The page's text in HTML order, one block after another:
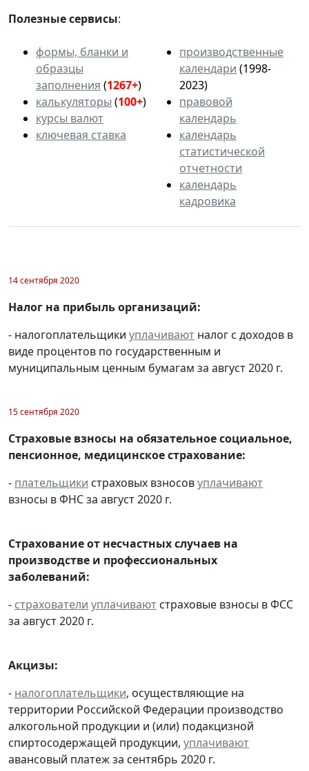
Полезные сервисы:
формы, бланки и
образцы
заполнения (1267+)
калькуляторы (100+)
курсы валют
ключевая ставка
производственные
календари (1998-
2023)
правовой
календарь
календарь
статистической
отчетности
календарь
кадровика
14 сентября 2020
Налог на прибыль организаций:
- налогоплательщики уплачивают налог с доходов в
виде процентов по государственным и
муниципальным ценным бумагам за август 2020 г.
15 сентября 2020
Страховые взносы на обязательное социальное,
пенсионное, медицинское страхование:
- плательщики страховых взносовуплачивают
взносы в ФНС за август 2020 г.
Страхование от несчастных случаев на
производстве и профессиональных
заболеваний:
- страхователи уплачивают страховые взносы в ФСС
за август 2020 г.
Акцизы:
- налогоплательщики, осуществляющие на
территории Российской Федерации производство
алкогольной продукции и (или) подакцизной
спиртосодержащей продукции, уплачивают
авансовый платеж за сентябрь 2020 г.